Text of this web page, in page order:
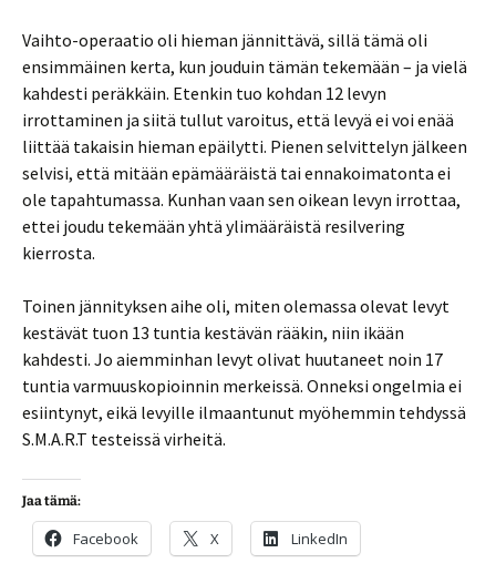
Vaihto-operaatio oli hieman jännittävä, sillä tämä oli
ensimmäinen kerta, kun jouduin tämän tekemään – ja vielä
kahdesti peräkkäin. Etenkin tuo kohdan 12 levyn
irrottaminen ja siitä tullut varoitus, että levyä ei voi enää
liittää takaisin hieman epäilytti. Pienen selvittelyn jälkeen
selvisi, että mitään epämääräistä tai ennakoimatonta ei
ole tapahtumassa. Kunhan vaan sen oikean levyn irrottaa,
ettei joudu tekemään yhtä ylimääräistä resilvering
kierrosta.
Toinen jännityksen aihe oli, miten olemassa olevat levyt
kestävät tuon 13 tuntia kestävän rääkin, niin ikään
kahdesti. Jo aiemminhan levyt olivat huutaneet noin 17
tuntia varmuuskopioinnin merkeissä. Onneksi ongelmia ei
esiintynyt, eikä levyille ilmaantunut myöhemmin tehdyssä
S.M.A.R.T testeissä virheitä.
Jaa tämä:
Facebook X LinkedIn